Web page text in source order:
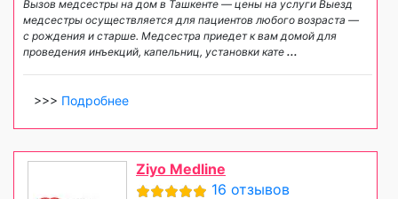
Вызов медсестры на дом в Ташкенте — цены на услуги Выезд
медсестры осуществляется для пациентов любого возраста —
с рождения и старше. Медсестра приедет к вам домой для
проведения инъекций, капельниц, установки кате ...
>>> Подробнее
Ziyo Medline
16 отзывов